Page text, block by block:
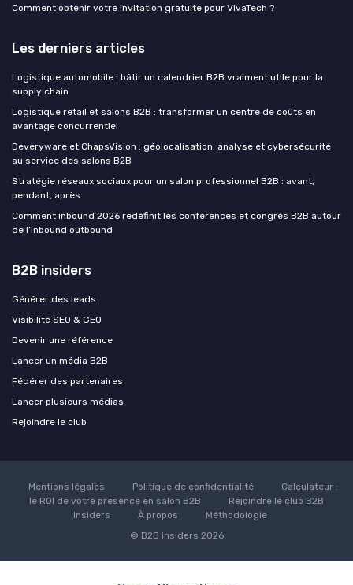
Comment obtenir votre invitation gratuite pour VivaTech ?
Les derniers articles
Logistique automobile : bâtir un calendrier B2B vraiment utile pour la
supply chain
Logistique retail et salons B2B : transformer un centre de coûts en
avantage concurrentiel
Deveryware et ChapsVision : géolocalisation, analyse et cybersécurité
au service des salons B2B
Stratégie réseaux sociaux pour un salon professionnel B2B : avant,
pendant, après
Comment inbound 2026 redéfinit les conférences et congrès B2B autour
de l’inbound outbound
B2B insiders
Générer des leads
Visibilité SEO & GEO
Devenir une référence
Lancer un média B2B
Fédérer des partenaires
Lancer plusieurs médias
Rejoindre le club
Mentions légales Politique de confidentialité
Calculateur :
le ROI de votre présence en salon B2B
Rejoindre le club B2B
Insiders
À propos
Méthodologie
© B2B insiders 2026